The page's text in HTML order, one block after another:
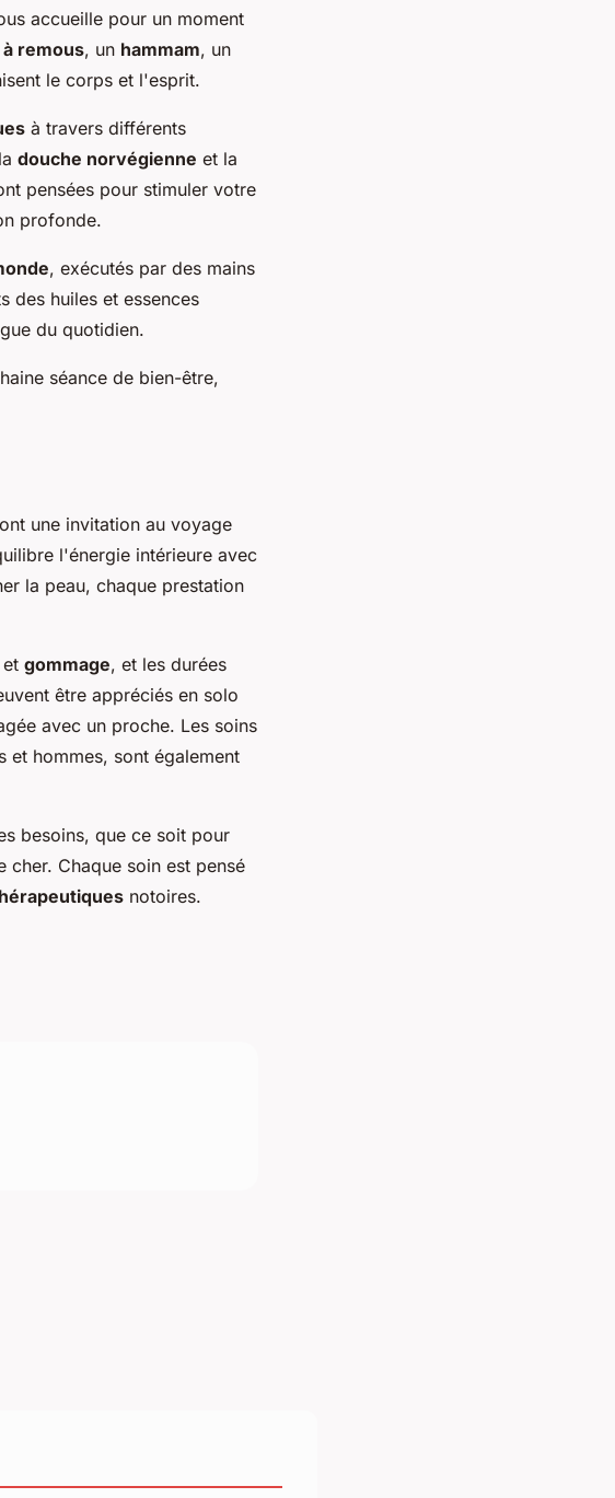
accueille pour un moment
à remous, un hammam, un
le corps et l'esprit.
à travers différents
douche norvégienne et la
pensées pour stimuler votre
profonde.
, exécutés par des mains
des huiles et essences
du quotidien.
séance de bien-être,
une invitation au voyage
l'énergie intérieure avec
la peau, chaque prestation
et gommage, et les durées
être appréciés en solo
avec un proche. Les soins
et hommes, sont également
besoins, que ce soit pour
Chaque soin est pensé
notoires.